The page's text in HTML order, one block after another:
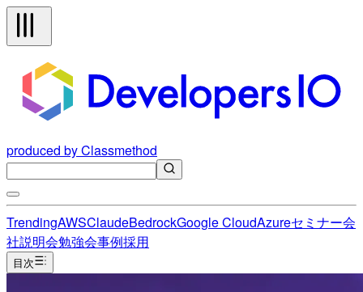
produced by Classmethod
TrendingAWSClaudeBedrockGoogle CloudAzureセミナー会
社説明会勉強会事例採用
目次